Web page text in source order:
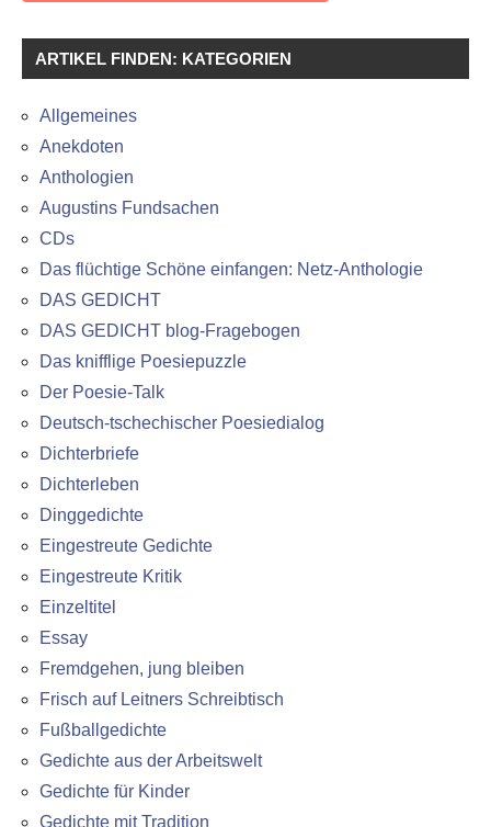
ARTIKEL FINDEN: KATEGORIEN
Allgemeines
Anekdoten
Anthologien
Augustins Fundsachen
CDs
Das flüchtige Schöne einfangen: Netz-Anthologie
DAS GEDICHT
DAS GEDICHT blog-Fragebogen
Das knifflige Poesiepuzzle
Der Poesie-Talk
Deutsch-tschechischer Poesiedialog
Dichterbriefe
Dichterleben
Dinggedichte
Eingestreute Gedichte
Eingestreute Kritik
Einzeltitel
Essay
Fremdgehen, jung bleiben
Frisch auf Leitners Schreibtisch
Fußballgedichte
Gedichte aus der Arbeitswelt
Gedichte für Kinder
Gedichte mit Tradition